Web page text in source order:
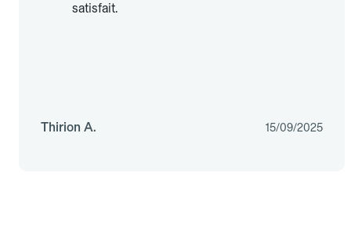
satisfait.
Thirion A. 15/09/2025